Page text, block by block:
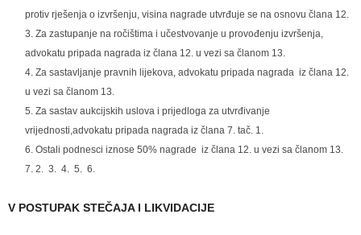
protiv rješenja o izvršenju, visina nagrade utvrđuje se na osnovu člana 12.
Za zastupanje na ročištima i učestvovanje u provođenju izvršenja,
advokatu pripada nagrada iz člana 12. u vezi sa članom 13.
Za sastavljanje pravnih lijekova, advokatu pripada nagrada iz člana 12.
u vezi sa članom 13.
Za sastav aukcijskih uslova i prijedloga za utvrđivanje
vrijednosti,advokatu pripada nagrada iz člana 7. tač. 1.
Ostali podnesci iznose 50% nagrade iz člana 12. u vezi sa članom 13.
2. 3. 4. 5. 6.
V POSTUPAK STEČAJA I LIKVIDACIJE